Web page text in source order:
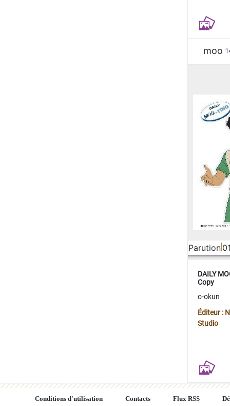
moo
Parution
DAILY
Copy
o-okun
Éditeur :
Studio
Conditions d'utilisation Contacts Flux RSS